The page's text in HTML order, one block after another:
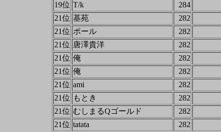
19位 T/k
284
21位 基苑
282
21位 ポール
282
21位 唐澤貴洋
282
21位 俺
282
21位 俺
282
21位 ami
282
21位 もとき
282
21位 むしまるQゴールド
282
21位 tatata
282